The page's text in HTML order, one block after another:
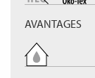
AVANTAGES